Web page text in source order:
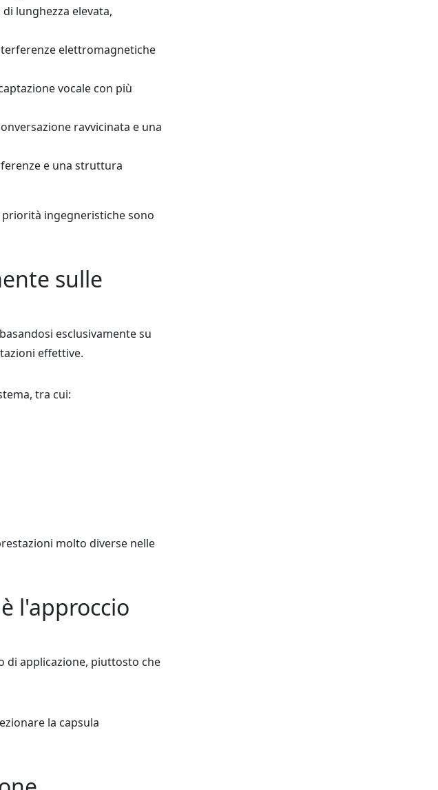
lunghezza elevata,
elettromagnetiche
vocale con più
ravvicinata e una
e una struttura
ingegneristiche sono
sulle
esclusivamente su
effettive.
tra cui:
molto diverse nelle
l'approccio
di applicazione, piuttosto che
la capsula